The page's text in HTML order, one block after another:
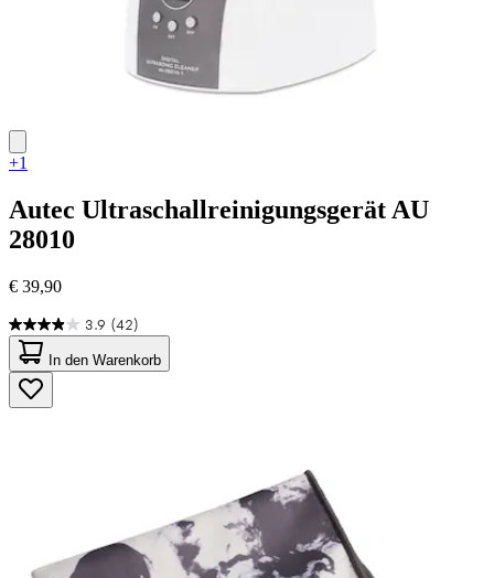
+1
Autec Ultraschallreinigungsgerät AU
28010
€ 39,90
3.9 (42)
3.9
von
5
Sternen.
42
In den Warenkorb